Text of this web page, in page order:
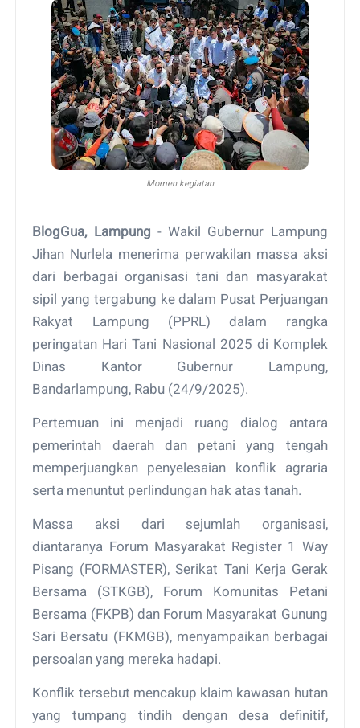
Momen kegiatan
BlogGua, Lampung - Wakil Gubernur Lampung
Jihan Nurlela menerima perwakilan massa aksi
dari berbagai organisasi tani dan masyarakat
sipil yang tergabung ke dalam Pusat Perjuangan
Rakyat Lampung (PPRL) dalam rangka
peringatan Hari Tani Nasional 2025 di Komplek
Dinas Kantor Gubernur Lampung,
Bandarlampung, Rabu (24/9/2025).
Pertemuan ini menjadi ruang dialog antara
pemerintah daerah dan petani yang tengah
memperjuangkan penyelesaian konflik agraria
serta menuntut perlindungan hak atas tanah.
Massa aksi dari sejumlah organisasi,
diantaranya Forum Masyarakat Register 1 Way
Pisang (FORMASTER), Serikat Tani Kerja Gerak
Bersama (STKGB), Forum Komunitas Petani
Bersama (FKPB) dan Forum Masyarakat Gunung
Sari Bersatu (FKMGB), menyampaikan berbagai
persoalan yang mereka hadapi.
Konflik tersebut mencakup klaim kawasan hutan
yang tumpang tindih dengan desa definitif,